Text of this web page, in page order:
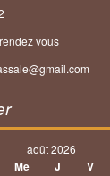
vous
août 2026
Me J V